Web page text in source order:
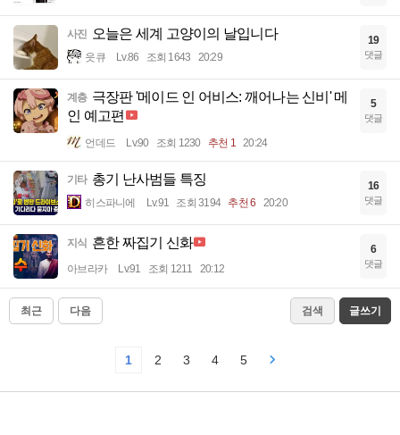
사진 오늘은 세계 고양이의 날입니다
읏큐 Lv.86 조회 1643 20:29
19
댓글
계층 극장판 '메이드 인 어비스: 깨어나는 신비' 메
인 예고편
언데드 Lv.90 조회 1230 추천 1 20:24
5
댓글
기타 총기 난사범들 특징
히스파니에 Lv.91 조회 3194 추천 6 20:20
16
댓글
지식 흔한 짜집기 신화
아브라카 Lv.91 조회 1211 20:12
6
댓글
최근 다음 검색 글쓰기
1 2 3 4 5